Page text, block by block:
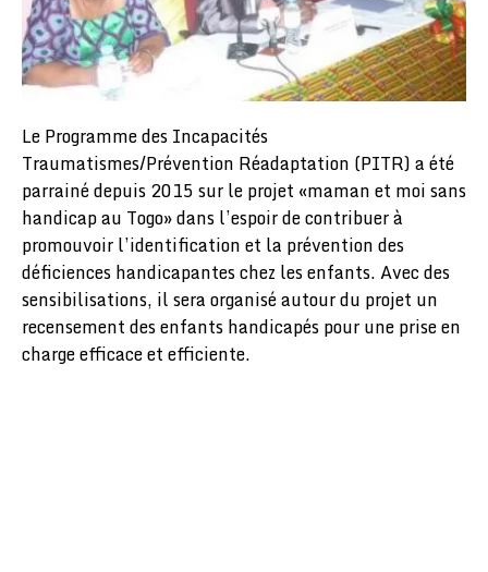
Le Programme des Incapacités
Traumatismes/Prévention Réadaptation (PITR) a été
parrainé depuis 2015 sur le projet «maman et moi sans
handicap au Togo» dans l’espoir de contribuer à
promouvoir l’identification et la prévention des
déficiences handicapantes chez les enfants. Avec des
sensibilisations, il sera organisé autour du projet un
recensement des enfants handicapés pour une prise en
charge efficace et efficiente.